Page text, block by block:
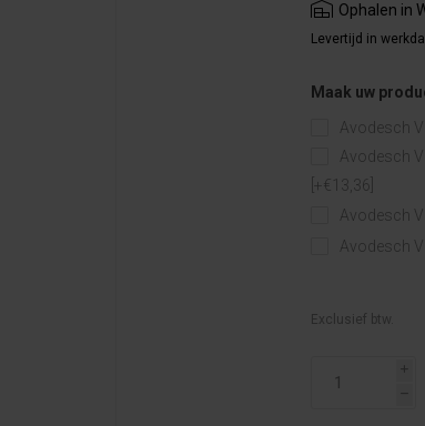
Ophalen in
Levertijd in
Maak uw
Avodesch
Avodesch
[+€13,36]
Avodesch
Avodesch
Exclusief btw.
i
h